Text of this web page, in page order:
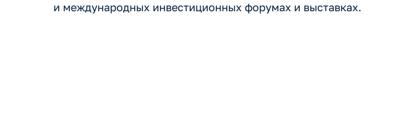
и международных инвестиционных форумах и выставках.